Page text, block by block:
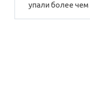
упали более